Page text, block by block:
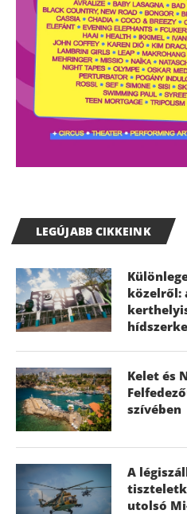
LEGÚJABB CIKKEINK
közelről:
Kelet és
szívében
A
utolsó